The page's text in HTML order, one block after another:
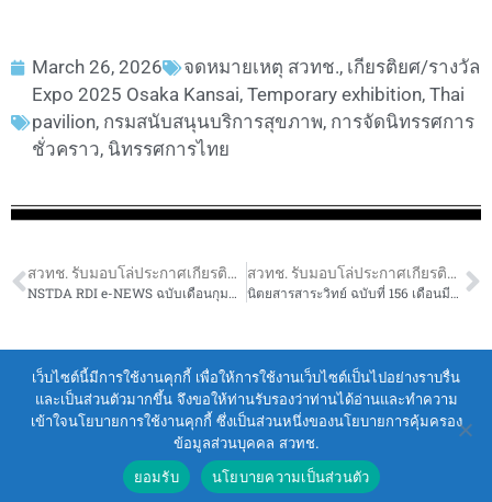
March 26, 2026 จดหมายเหตุ สวทช., เกียรติยศ/รางวัล
Expo 2025 Osaka Kansai, Temporary exhibition, Thai
pavilion, กรมสนับสนุนบริการสุขภาพ, การจัดนิทรรศการ
ชั่วคราว, นิทรรศการไทย
สวทช. รับมอบโล่ประกาศเกียรติคุณ จากการเข้าร่วมจัดแสดงนิทรรศการ EXPO 2025 OSAKA KANSAI
NSTDA RDI e-NEWS ฉบับเดือนกุมภาพันธ์ 2569
สวทช. รับมอบโล่ประกาศเกียรติคุณ จากการเข้าร่วมจัดแสดงนิทรรศการ EXPO 2025 OSAKA KANSAI
นิตยสารสาระวิทย์ ฉบับที่ 156 เดือนมีนาคม 2569
Terms of Service|Personal Data Protection Policy
2021 สำนักงานพัฒนาวิทยาศาสตร์และ
เทคโนโลยีแห่งชาติ (สวทช.)
111 อุทยานวิทยาศาสตร์ประเทศไทย ถนนพหลโยธิน ตำบล
คลองหนึ่ง อำเภอคลองหลวง จังหวัดปทุมธานี 12120
เว็บไซต์นี้มีการใช้งานคุกกี้ เพื่อให้การใช้งานเว็บไซต์เป็นไปอย่างราบรื่น
และเป็นส่วนตัวมากขึ้น จึงขอให้ท่านรับรองว่าท่านได้อ่านและทำความ
เข้าใจนโยบายการใช้งานคุกกี้ ซึ่งเป็นส่วนหนึ่งของนโยบายการคุ้มครอง
ข้อมูลส่วนบุคคล สวทช.
ยอมรับ
นโยบายความเป็นส่วนตัว